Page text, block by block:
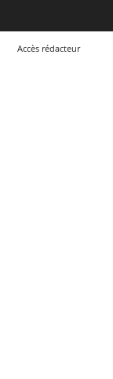
Accès rédacteur